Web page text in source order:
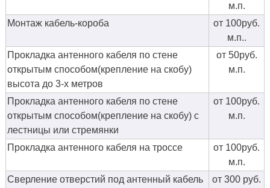
м.п.
Монтаж кабель-короба
от 100руб.
м.п..
Прокладка антенного кабеля по стене
открытым способом(крепление на скобу)
высота до 3-х метров
от 50руб.
м.п.
Прокладка антенного кабеля по стене
открытым способом(крепление на скобу) с
лестницы или стремянки
от 100руб.
м.п.
Прокладка антенного кабеля на троссе
от 100руб.
м.п.
Сверление отверстий под антенный кабель
от 300 руб.